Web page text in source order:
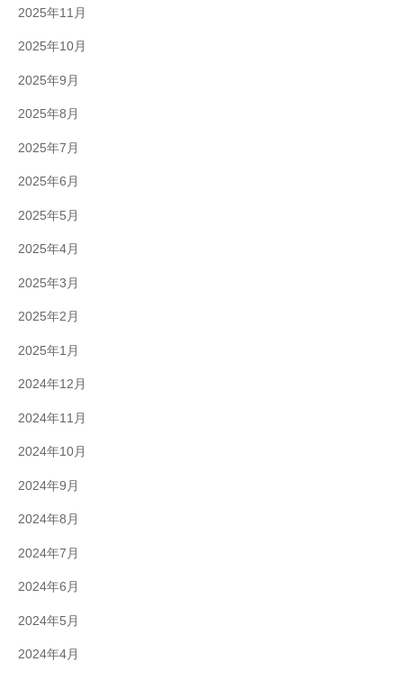
2025年11月
2025年10月
2025年9月
2025年8月
2025年7月
2025年6月
2025年5月
2025年4月
2025年3月
2025年2月
2025年1月
2024年12月
2024年11月
2024年10月
2024年9月
2024年8月
2024年7月
2024年6月
2024年5月
2024年4月